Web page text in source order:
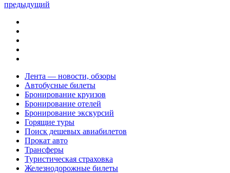
предыдущий
Лента — новости, обзоры
Автобусные билеты
Бронирование круизов
Бронирование отелей
Бронирование экскурсий
Горящие туры
Поиск дешевых авиабилетов
Прокат авто
Трансферы
Туристическая страховка
Железнодорожные билеты